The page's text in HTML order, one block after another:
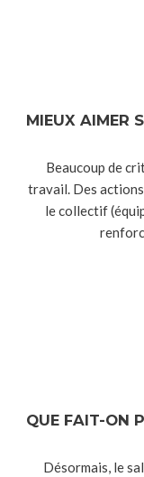
MIEUX AIMER
Beaucoup de
travail. Des
le collectif
QUE FAIT-ON
Désormais, le